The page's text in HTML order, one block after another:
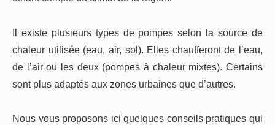
Il existe plusieurs types de pompes selon la source de
chaleur utilisée (eau, air, sol). Elles chaufferont de l’eau,
de l’air ou les deux (pompes à chaleur mixtes). Certains
sont plus adaptés aux zones urbaines que d’autres.
Nous vous proposons ici quelques conseils pratiques qui